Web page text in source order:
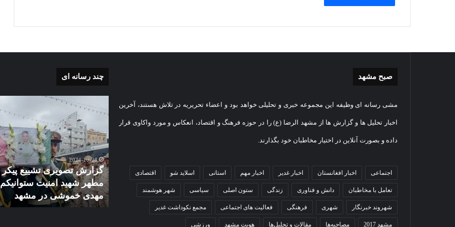
صبح مشهد
مشی رسانه ای وظیفه این مجموعه خبری و تحلیلی خواهد بود و اعضاء تحریریه در تلاش هستند، آخرین
اخبار تحلیل ها و گزارش ها از مشهد الرضا (ع) را در حوزه فرهنگ و اقتصاد، انعکاس و مورد واکاوی قرار
داده و بصورت آنلاین در اختیار مخاطبان خود بگذارند.
اجتماعی اخبار افغانستان اخبار غدیر اخبار مهم استانی اسلاید شو اقتصادی
تعامل با مخاطبان دانش و فناوری زندگی ستون اصلی سیاسی شهر هوشمند
شهروند خبرنگار شهری فرهنگی فعالیت های اجتماعی مجمع نکوداشت غدیر
مشهد 2017 مصاحبه‌ها مقالات و تحلیل‌ها هویت مشهد ورزشی
چند رسانه ای
گزارش
اقامه
عید
در
حرم
رضا
گزارش تصویری اقامه نماز عید
علیه السلام
غبارروبی
مضجع
نورانی
فیلم
2025-09-27
رضا(علیه السلام) + فیلم
تصویری
پیکر
مطهر
شهید
امنیت
ستوانیکم
مهدی
خموشی
در
2024-10-28
گزارش تصویری تشییع پیکر
مطهر شهید امنیت ستوانیکم
مهدی خموشی در مشهد